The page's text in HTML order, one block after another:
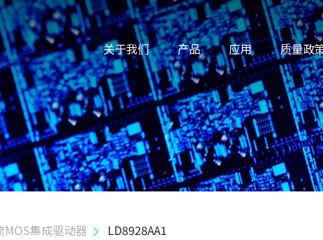
关于我们 产品 应用 质量政
MOS集成驱动器 LD8928AA1